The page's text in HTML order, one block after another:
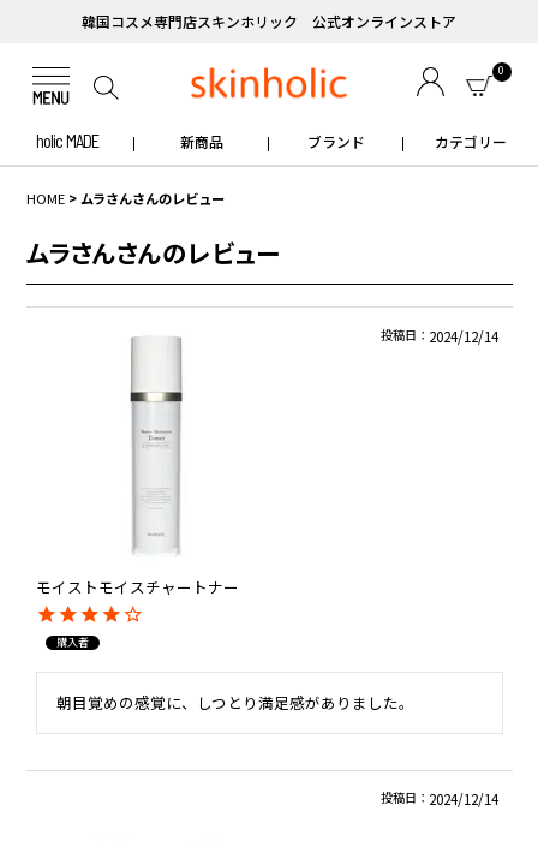
韓国コスメ専門店スキンホリック 公式オンラインストア
0
holic MADE 新商品 ブランド カテゴリー
HOME ムラさんさんのレビュー
ムラさんさんのレビュー
モイストモイスチャートナー
購入者
投稿日 2024/12/14
朝目覚めの感覚に、しつとり満足感がありました。
投稿日 2024/12/14